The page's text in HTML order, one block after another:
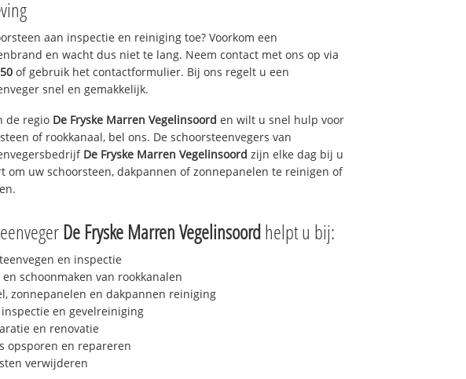
aan inspectie en reiniging toe? Voorkom een
en wacht dus niet te lang. Neem contact met ons op via
of gebruik het contactformulier. Bij ons regelt u een
snel en gemakkelijk.
de regio De Fryske Marren Vegelinsoord en wilt u snel hulp voor
of rookkanaal, bel ons. De schoorsteenvegers van
De Fryske Marren Vegelinsoord zijn elke dag bij u
om uw schoorsteen, dakpannen of zonnepanelen te reinigen of
De Fryske Marren Vegelinsoordhelpt u bij:
en inspectie
en schoonmaken van rookkanalen
zonnepanelen en dakpannen reiniging
inspectie en gevelreiniging
en renovatie
opsporen en repareren
verwijderen